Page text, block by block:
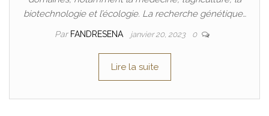
biotechnologie et l’écologie. La recherche génétique…
Par FANDRESENA janvier 20, 2023 0
Lire la suite